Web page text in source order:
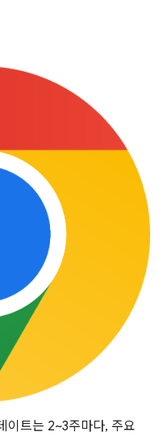
이트는 2~3주마다, 주요